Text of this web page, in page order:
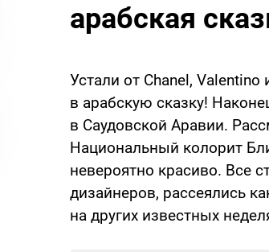
арабская
Устали от Chanel,
в арабскую сказку!
в Саудовской Аравии.
Национальный колорит
невероятно красиво. Все
дизайнеров, рассеялись
на других известных